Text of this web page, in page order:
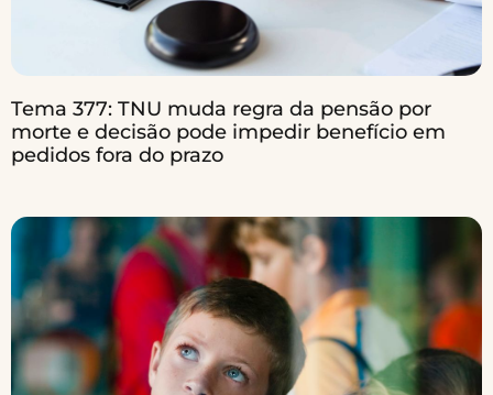
Tema 377: TNU muda regra da pensão por
morte e decisão pode impedir benefício em
pedidos fora do prazo